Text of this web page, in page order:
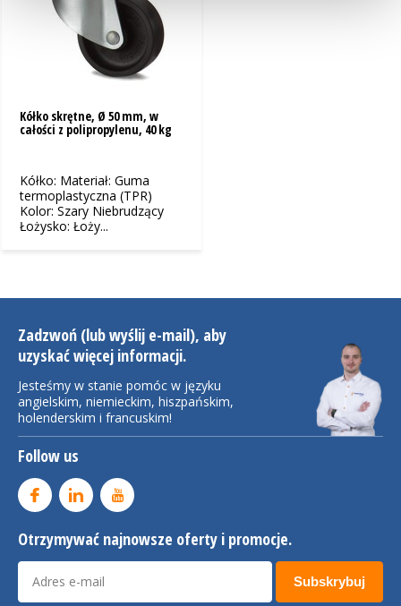
Kółko skrętne, Ø 50 mm, w
całości z polipropylenu, 40 kg
Kółko: Materiał: Guma
termoplastyczna (TPR)
Kolor: Szary Niebrudzący
Łożysko: Łoży...
Zadzwoń (lub wyślij e-mail), aby
uzyskać więcej informacji.
Jesteśmy w stanie pomóc w języku
angielskim, niemieckim, hiszpańskim,
holenderskim i francuskim!
Follow us
Otrzymywać najnowsze oferty i promocje.
Subskrybuj